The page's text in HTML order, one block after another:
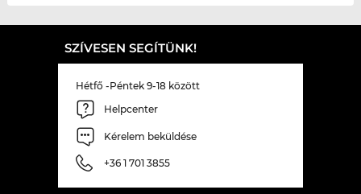
SZÍVESEN SEGÍTÜNK!
Hétfő -Péntek 9-18 között
Helpcenter
Kérelem beküldése
+36 1 701 3855